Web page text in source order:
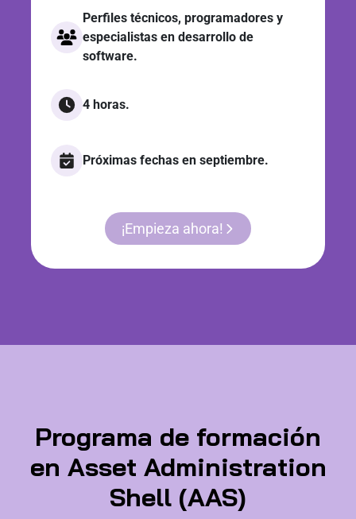
Perfiles técnicos, programadores y
especialistas en desarrollo de
software.
4 horas.
Próximas fechas en septiembre.
¡Empieza ahora!
Programa de formación
en Asset Administration
Shell (AAS)